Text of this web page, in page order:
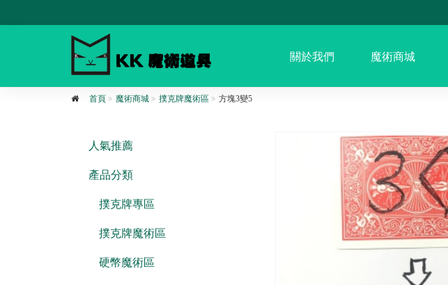
關於我們 魔術商城
首頁 魔術商城 撲克牌魔術區 方塊3變5
人氣推薦
產品分類
撲克牌專區
撲克牌魔術區
硬幣魔術區